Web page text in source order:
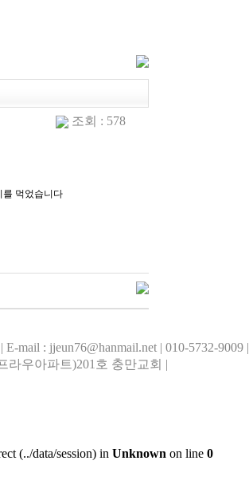
조회 : 578
를 먹었습니다
: jjeun76@hanmail.net | 010-5732-9009 |
라우아파트)201호 충만교회 |
(../data/session) in Unknown on line 0